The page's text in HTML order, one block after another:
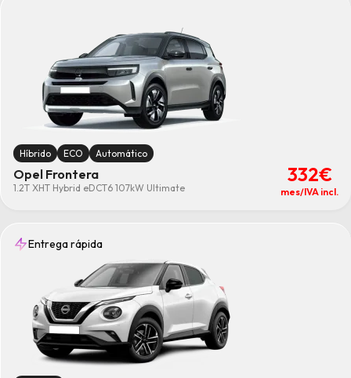
Híbrido ECO Automático
Opel Frontera
1.2T XHT Hybrid eDCT6 107kW Ultimate
332€
mes/IVA incl.
Entrega rápida